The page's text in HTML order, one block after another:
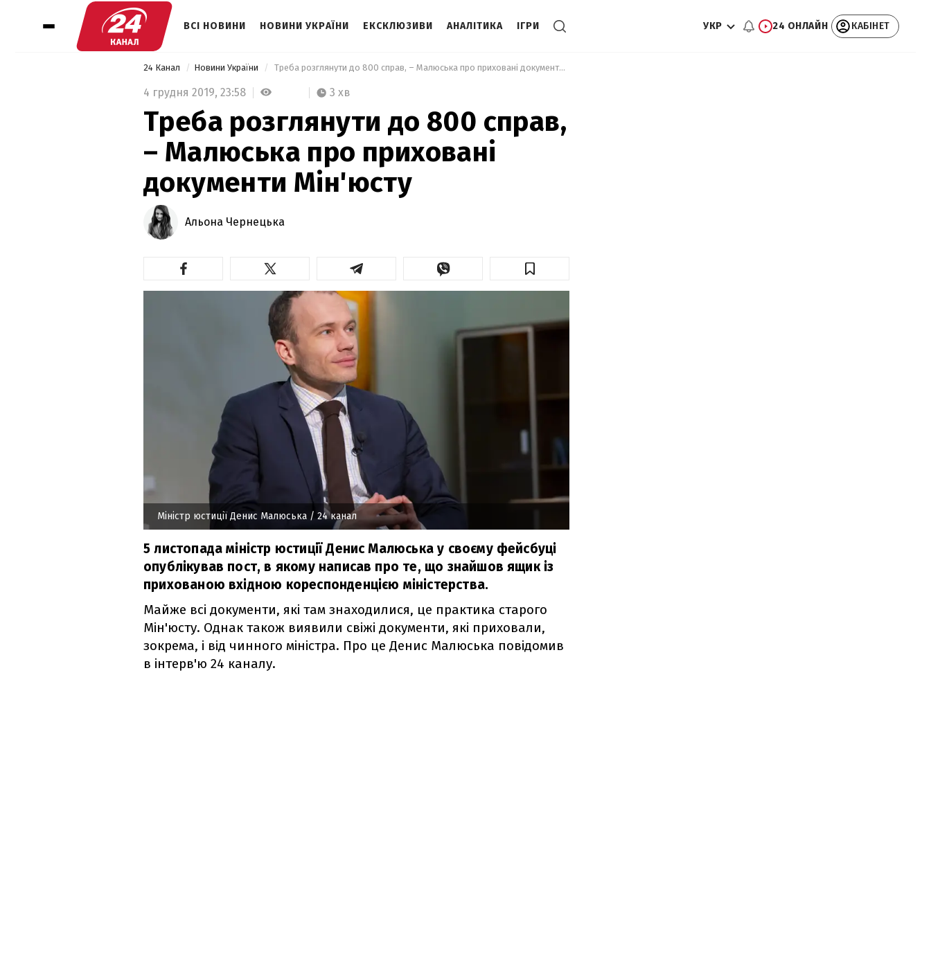
ВСІ НОВИНИ НОВИНИ УКРАЇНИ ЕКСКЛЮЗИВИ АНАЛІТИКА ІГРИ УКР 24 ОНЛАЙН КАБІНЕТ
24 Канал Новини України Треба розглянути до 800 справ, – Малюська про приховані документи Мін'юсту
4 грудня 2019, 23:58 3 хв
Треба розглянути до 800 справ,
– Малюська про приховані
документи Мін'юсту
Альона Чернецька
Міністр юстиції Денис Малюська / 24 канал
5 листопада міністр юстиції Денис Малюська у своєму фейсбуці
опублікував пост, в якому написав про те, що знайшов ящик із
прихованою вхідною кореспонденцією міністерства.
Майже всі документи, які там знаходилися, це практика старого
Мін'юсту. Однак також виявили свіжі документи, які приховали,
зокрема, і від чинного міністра. Про це Денис Малюська повідомив
в інтерв'ю 24 каналу.